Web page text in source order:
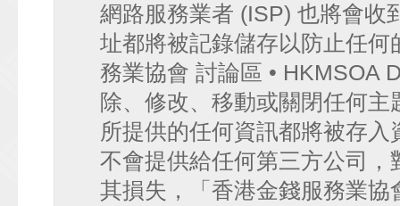
網路服務業者 (ISP) 也將會收
址都將被記錄儲存以防止任
務業協會 討論區 • HKMSOA
除、修改、移動或關閉任何
所提供的任何資訊都將被存
不會提供給任何第三方公司
其損失，「香港金錢服務業